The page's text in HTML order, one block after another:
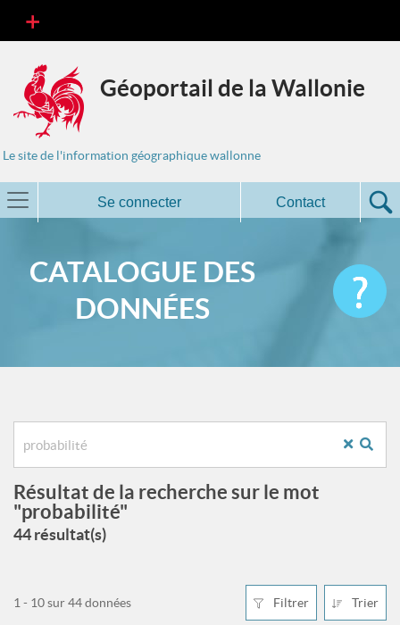
Géoportail de la Wallonie
Le site de l'information géographique wallonne
Se connecter Contact
CATALOGUE DES
DONNÉES
Résultat de la recherche sur le mot
"probabilité"
44 résultat(s)
Filtrer Trier
1 - 10 sur 44 données